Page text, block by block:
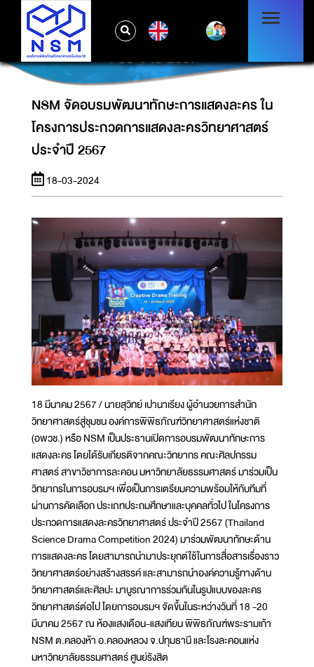
NSM จัดอบรมพัฒนาทักษะการแสดงละคร ใน
โครงการประกวดการแสดงละครวิทยาศาสตร์
ประจำปี 2567
NSM จัดอบรมพัฒนาทักษะการแสดงละคร ใน
โครงการประกวดการแสดงละครวิทยาศาสตร์
ประจำปี 2567
18-03-2024
18 มีนาคม 2567 / นายสุวิทย์ เปานาเรียง ผู้อำนวยการสำนัก
วิทยาศาสตร์สู่ชุมชน องค์การพิพิธภัณฑ์วิทยาศาสตร์แห่งชาติ
(อพวช.) หรือ NSM เป็นประธานเปิดการอบรมพัฒนาทักษะการ
แสดงละคร โดยได้รับเกียรติจากคณะวิทยากร คณะศิลปกรรม
ศาสตร์ สาขาวิชาการละคอน มหาวิทยาลัยธรรมศาสตร์ มาร่วมเป็น
วิทยากรในการอบรมฯ เพื่อเป็นการเตรียมความพร้อมให้กับทีมที่
ผ่านการคัดเลือก ประเภทประถมศึกษาและบุคคลทั่วไป ในโครงการ
ประกวดการแสดงละครวิทยาศาสตร์ ประจำปี 2567 (Thailand
Science Drama Competition 2024) มาร่วมพัฒนาทักษะด้าน
การแสดงละคร โดยสามารถนำมาประยุกต์ใช้ในการสื่อสารเรื่องราว
วิทยาศาสตร์อย่างสร้างสรรค์ และสามารถนำองค์ความรู้ทางด้าน
วิทยาศาสตร์และศิลปะ มาบูรณาการร่วมกันในรูปแบบของละคร
วิทยาศาสตร์ต่อไป โดยการอบรมฯ จัดขึ้นในระหว่างวันที่ 18 -20
มีนาคม 2567 ณ ห้องแสงเดือน-แสงเทียน พิพิธภัณฑ์พระรามเก้า
NSM ต.คลองห้า อ.คลองหลวง จ.ปทุมธานี และโรงละคอนแห่ง
มหาวิทยาลัยธรรมศาสตร์ ศูนย์รังสิต